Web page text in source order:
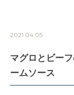
2021.04.05
マグロとビー
ームソース